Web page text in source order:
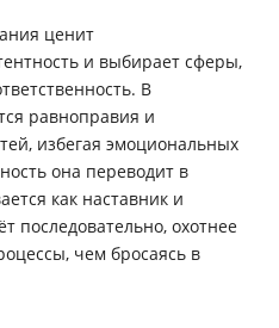
ценит
и выбирает сферы,
В
равноправия и
избегая эмоциональных
она переводит в
как наставник и
последовательно, охотнее
чем бросаясь в